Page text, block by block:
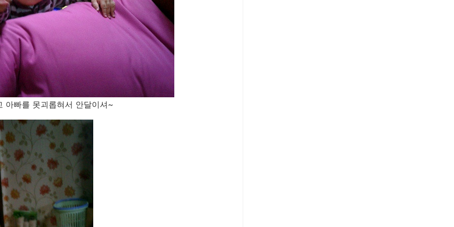
아빠를 못괴롭혀서 안달이셔~